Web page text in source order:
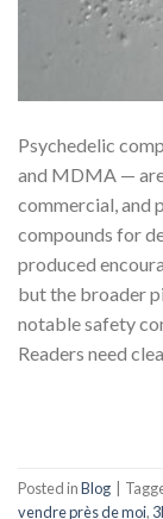
Psychedelic
and MDMA —
commercial, and
compounds for
produced
but the broader
notable safety
Readers need
Posted inBlog
vendre près de moi,